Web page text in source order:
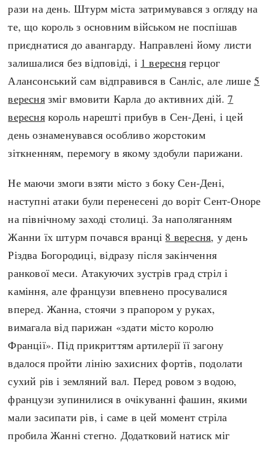
рази на день. Штурм міста затримувався з огляду на
те, що король з основним військом не поспішав
приєднатися до авангарду. Направлені йому листи
залишалися без відповіді, і 1 вереснягерцог
Алансонський сам відправився в Санліс, але лише5
вереснязміг вмовити Карла до активних дій.7
вереснякороль нарешті прибув в Сен-Дені, і цей
день ознаменувався особливо жорстоким
зіткненням, перемогу в якому здобули парижани.
Не маючи змоги взяти місто з боку Сен-Дені,
наступні атаки були перенесені до воріт Сент-Оноре
на північному заході столиці. За наполяганням
Жанни їх штурм почався вранці 8 вересня, у день
Різдва Богородиці, відразу після закінчення
ранкової меси. Атакуючих зустрів град стріл і
каміння, але французи впевнено просувалися
вперед. Жанна, стоячи з прапором у руках,
вимагала від парижан «здати місто королю
Франції». Під прикриттям артилерії її загону
вдалося пройти лінію захисних фортів, подолати
сухий рів і земляний вал. Перед ровом з водою,
французи зупинилися в очікуванні фашин, якими
мали засипати рів, і саме в цей момент стріла
пробила Жанні стегно. Додатковий натиск міг